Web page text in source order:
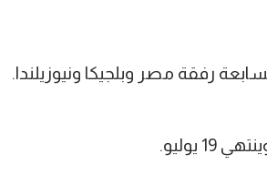
رفقة مصر وبلجيكا ونيوزيلندا.